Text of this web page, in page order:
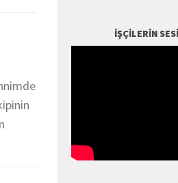
İŞÇILERIN